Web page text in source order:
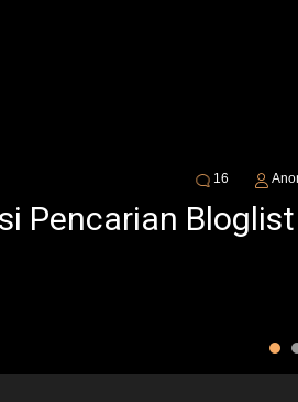
16
Pencarian